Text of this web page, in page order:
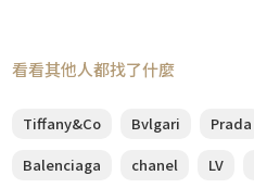
看看其他人都找了什麼
Tiffany&Co Bvlgari Prada
Balenciaga
chanel LV